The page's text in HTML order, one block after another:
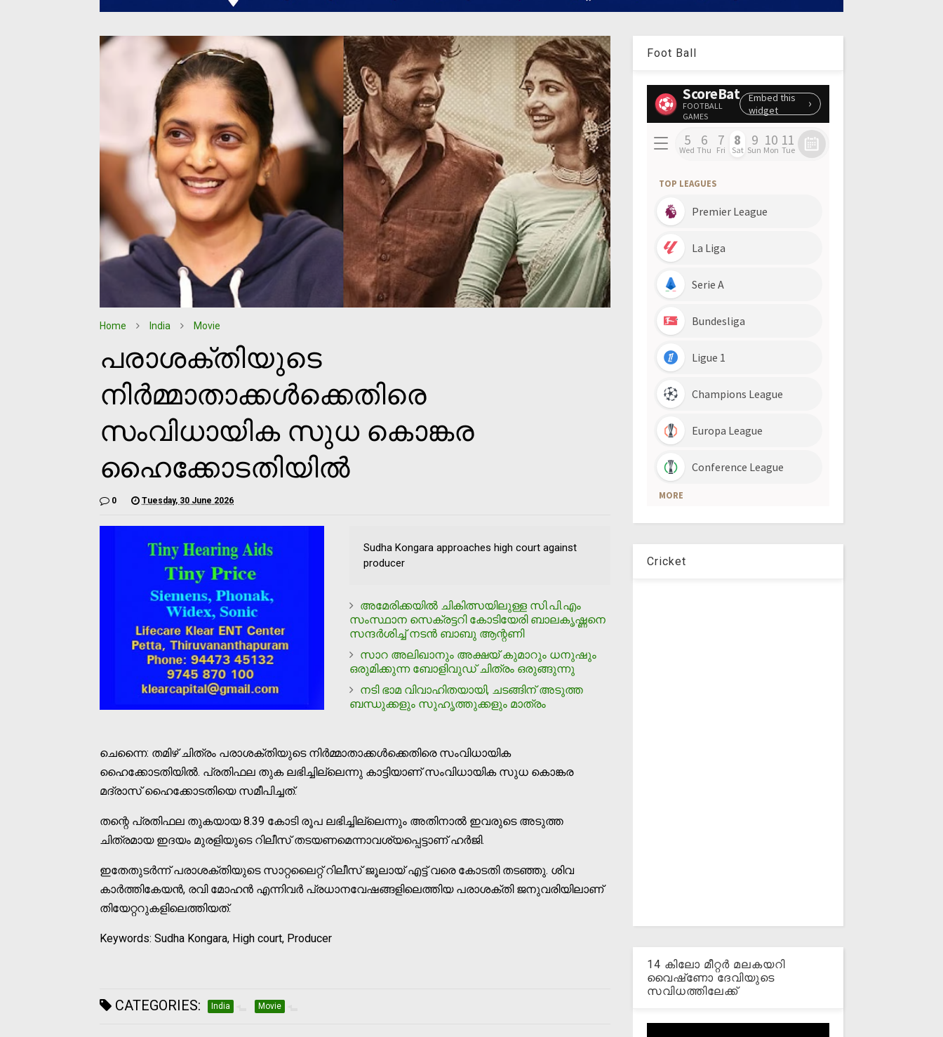
Home India Movie
പരാശക്തിയുടെ
നിര്‍മ്മാതാക്കള്‍ക്കെതിരെ
സംവിധായിക സുധ കൊങ്കര
ഹൈക്കോടതിയില്‍
0 Tuesday, 30 June 2026
Sudha Kongara approaches high court against
producer
അമേരിക്കയില്‍ ചികിത്സയിലുള്ള സി.പി.എം
സംസ്ഥാന സെക്രട്ടറി കോടിയേരി ബാലകൃഷ്ണനെ
സന്ദര്‍ശിച്ച് നടന്‍ ബാബു ആന്റണി
സാറ അലിഖാനും അക്ഷയ് കുമാറും ധനുഷും
ഒരുമിക്കുന്ന ബോളിവുഡ് ചിത്രം ഒരുങ്ങുന്നു
നടി ഭാമ വിവാഹിതയായി, ചടങ്ങിന് അടുത്ത
ബന്ധുക്കളും സുഹൃത്തുക്കളും മാത്രം
ചെന്നൈ: തമിഴ് ചിത്രം പരാശക്തിയുടെ നിര്‍മ്മാതാക്കള്‍ക്കെതിരെ സംവിധായിക
ഹൈക്കോടതിയില്‍. പ്രതിഫല തുക ലഭിച്ചില്ലെന്നു കാട്ടിയാണ് സംവിധായിക സുധ കൊങ്കര
മദ്രാസ് ഹൈക്കോടതിയെ സമീപിച്ചത്.
തന്റെ പ്രതിഫല തുകയായ 8.39 കോടി രൂപ ലഭിച്ചില്ലെന്നും അതിനാല്‍ ഇവരുടെ അടുത്ത
ചിത്രമായ ഇദയം മുരളിയുടെ റിലീസ് തടയണമെന്നാവശ്യപ്പെട്ടാണ് ഹര്‍ജി.
ഇതേതുടര്‍ന്ന് പരാശക്തിയുടെ സാറ്റലൈറ്റ് റിലീസ് ജൂലായ് എട്ട് വരെ കോടതി തടഞ്ഞു. ശിവ
കാര്‍ത്തികേയന്‍, രവി മോഹന്‍ എന്നിവര്‍ പ്രധാനവേഷങ്ങളിലെത്തിയ പരാശക്തി ജനുവരിയിലാണ്
തിയേറ്ററുകളിലെത്തിയത്.
Keywords: Sudha Kongara, High court, Producer
CATEGORIES: India Movie
Foot Ball
Cricket
14 കിലോ മീറ്റര്‍ മലകയറി
വൈഷ്‌ണോ ദേവിയുടെ
സവിധത്തിലേക്ക്